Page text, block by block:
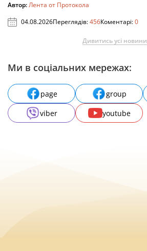
Автор:Лента от Протокола
04.08.2026Переглядів:456Коментарі:0
Дивитись усі новини
Ми в соціальних мережах:
page group
viber
youtube